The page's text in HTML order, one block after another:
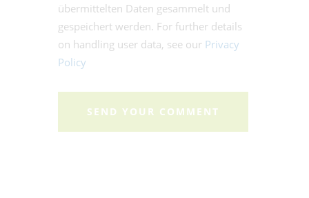
übermittelten Daten gesammelt und
gespeichert werden. For further details
on handling user data, see our Privacy
Policy